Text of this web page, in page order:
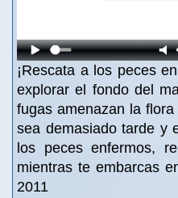
¡Rescata a los peces
explorar el fondo del
fugas amenazan la
sea demasiado tarde y
los peces enfermos,
mientras te embarcas
2011